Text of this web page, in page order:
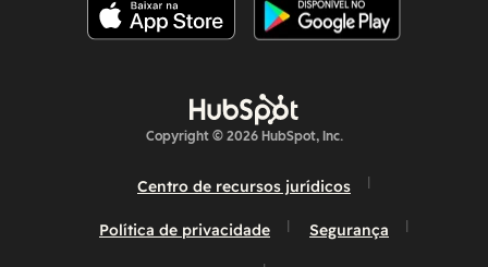
Copyright © 2026 HubSpot, Inc.
Centro de recursos jurídicos
Política de privacidade Segurança